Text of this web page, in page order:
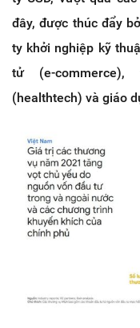
đây, được thúc đẩy
ty khởi nghiệp kỹ
tử (e-
(healthtech) và giáo